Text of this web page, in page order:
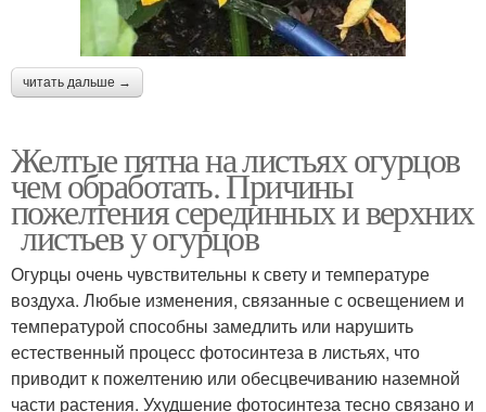
читать дальше →
Желтые пятна на листьях огурцов
чем обработать. Причины
пожелтения серединных и верхних
листьев у огурцов
Огурцы очень чувствительны к свету и температуре
воздуха. Любые изменения, связанные с освещением и
температурой способны замедлить или нарушить
естественный процесс фотосинтеза в листьях, что
приводит к пожелтению или обесцвечиванию наземной
части растения. Ухудшение фотосинтеза тесно связано и